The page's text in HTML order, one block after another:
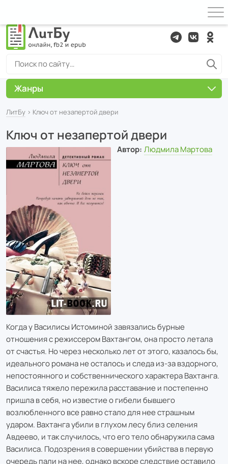
ЛитБу › Ключ от незапертой двери
Ключ от незапертой двери
Автор: Людмила Мартова
Когда у Василисы Истоминой завязались бурные
отношения с режиссером Вахтангом, она просто летала
от счастья. Но через несколько лет от этого, казалось бы,
идеального романа не осталось и следа из-за вздорного,
непостоянного и собственнического характера Вахтанга.
Василиса тяжело пережила расставание и постепенно
пришла в себя, но известие о гибели бывшего
возлюбленного все равно стало для нее страшным
ударом. Вахтанга убили в глухом лесу близ селения
Авдеево, и так случилось, что его тело обнаружила сама
Василиса. Подозрения в совершении убийства в первую
очередь пали на нее, однако вскоре следствие оставило
Жанры